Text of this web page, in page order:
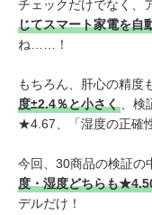
チェックだけでなく、
じてスマート家電を自
ね……！
もちろん、肝心の精度
度±2.4％と小さく、検
★4.67、「湿度の正確
今回、30商品の検証の
度・湿度どちらも
デルだけ！